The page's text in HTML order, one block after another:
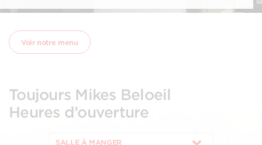
Voir notre menu
Toujours Mikes Beloeil
Heures d’ouverture
SALLE À MANGER